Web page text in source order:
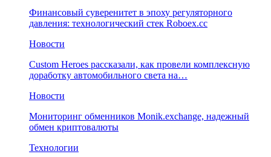
Финансовый суверенитет в эпоху регуляторного
давления: технологический стек Roboex.cc
Новости
Custom Heroes рассказали, как провели комплексную
доработку автомобильного света на…
Новости
Мониторинг обменников Monik.exchange, надежный
обмен криптовалюты
Технологии